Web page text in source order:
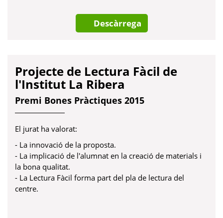
Descàrrega
Projecte de Lectura Fàcil de
l'Institut La Ribera
Premi Bones Pràctiques 2015
El jurat ha valorat:
- La innovació de la proposta.
- La implicació de l'alumnat en la creació de materials i
la bona qualitat.
- La Lectura Fàcil forma part del pla de lectura del
centre.